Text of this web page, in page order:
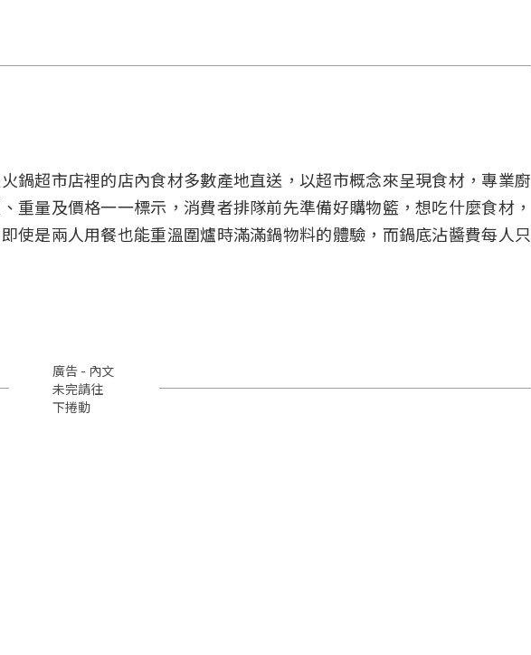
鍋超市店裡的店內食材多數產地直送，以超市概念來呈現食材，專業廚
重量及價格一一標示，消費者排隊前先準備好購物籃，想吃什麼食材，
使是兩人用餐也能重溫圍爐時滿滿鍋物料的體驗，而鍋底沾醬費每人只
廣告 - 內文
未完請往
下捲動